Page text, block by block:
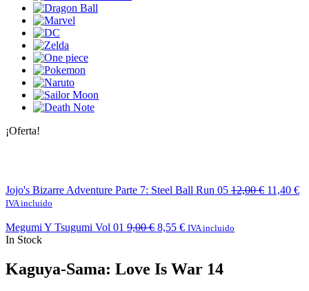
¡Oferta!
Jojo's Bizarre Adventure Parte 7: Steel Ball Run 05 12,00€ 11,40 €
IVA incluido
Megumi Y Tsugumi Vol 01 9,00€ 8,55 € IVA incluido
In Stock
Kaguya-Sama: Love Is War 14